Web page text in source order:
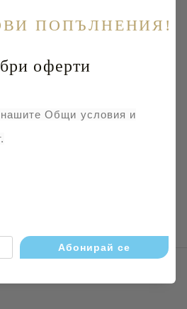
ПОПЪЛНЕНИЯ!
оферти
нашите Общи условия и